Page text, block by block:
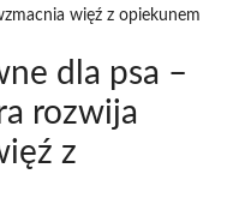
więź z opiekunem
dla psa –
rozwija
z